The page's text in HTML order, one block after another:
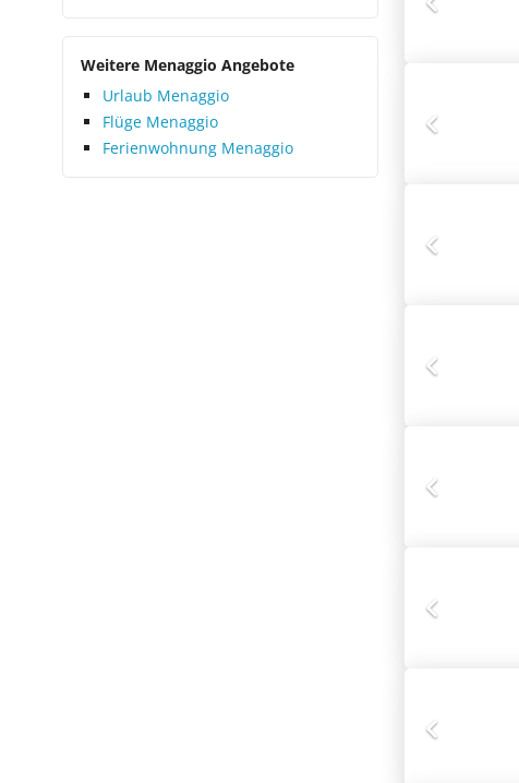
Weitere Menaggio Angebote
Urlaub Menaggio
Flüge Menaggio
Ferienwohnung Menaggio